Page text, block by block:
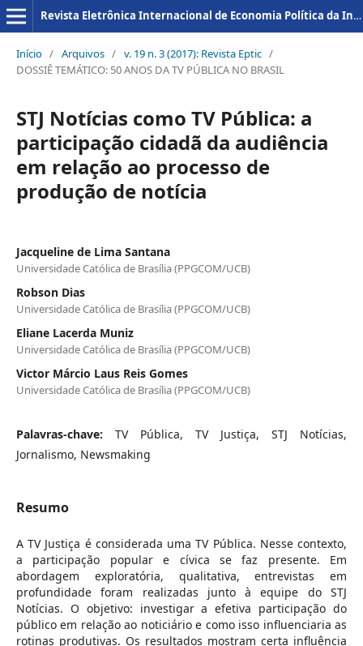
Revista Eletrônica Internacional de Economia Política da Informação da Comunicação e da Cultura
Início / Arquivos / v. 19 n. 3 (2017): Revista Eptic /
DOSSIÊ TEMÁTICO: 50 ANOS DA TV PÚBLICA NO BRASIL
STJ Notícias como TV Pública: a
participação cidadã da audiência
em relação ao processo de
produção de notícia
Jacqueline de Lima Santana
Universidade Católica de Brasília (PPGCOM/UCB)
Robson Dias
Universidade Católica de Brasília (PPGCOM/UCB)
Eliane Lacerda Muniz
Universidade Católica de Brasília (PPGCOM/UCB)
Victor Márcio Laus Reis Gomes
Universidade Católica de Brasília (PPGCOM/UCB)
Palavras-chave: TV Pública, TV Justiça, STJ Notícias,
Jornalismo, Newsmaking
Resumo
A TV Justiça é considerada uma TV Pública. Nesse contexto,
a participação popular e cívica se faz presente. Em
abordagem exploratória, qualitativa, entrevistas em
profundidade foram realizadas junto à equipe do STJ
Notícias. O objetivo: investigar a efetiva participação do
público em relação ao noticiário e como isso influenciaria as
rotinas produtivas. Os resultados mostram certa influência